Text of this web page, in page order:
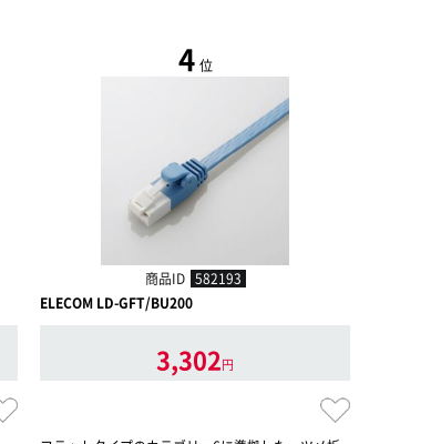
4 位
商品ID 582193
ELECOM LD-GFT/BU200
3,302円